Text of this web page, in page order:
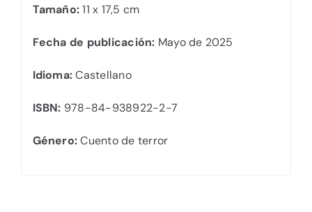
Tamaño:11 x 17,5 cm
Fecha de publicación: Mayo de 2025
Idioma:Castellano
ISBN: 978-84-938922-2-7
Género:Cuento de terror